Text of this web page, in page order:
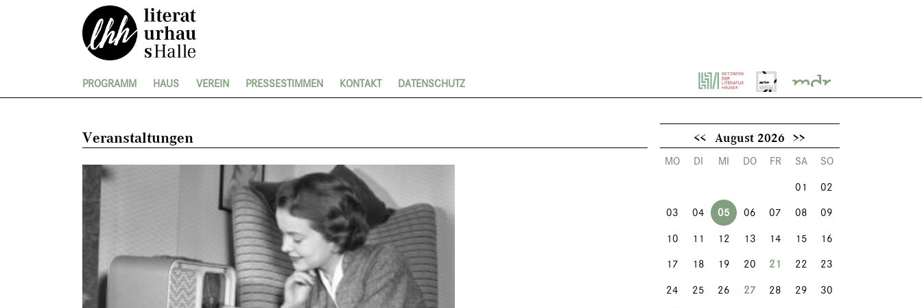
PROGRAMM HAUS VEREIN PRESSESTIMMEN KONTAKT DATENSCHUTZ
Veranstaltungen << August 2026 >>
MO DI MI DO FR SA
SO
01
02
03
04 05 06 07 08
09
10
11 12 13 14 15
16
17
18 19 20 21 22
23
24
25 26 27 28 29
30